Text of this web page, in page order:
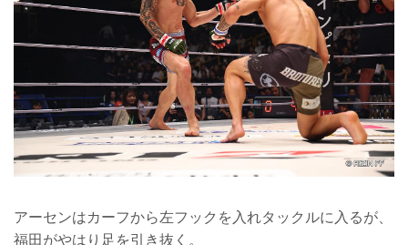
アーセンはカーフから左フックを入れタックルに入るが、
福田がやはり足を引き抜く。